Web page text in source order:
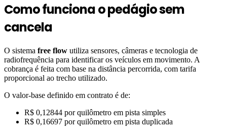
Como funciona o pedágio sem
cancela
O sistema free flow utiliza sensores, câmeras e tecnologia de
radiofrequência para identificar os veículos em movimento. A
cobrança é feita com base na distância percorrida, com tarifa
proporcional ao trecho utilizado.
O valor-base definido em contrato é de:
R$ 0,12844 por quilômetro em pista simples
R$ 0,16697 por quilômetro em pista duplicada